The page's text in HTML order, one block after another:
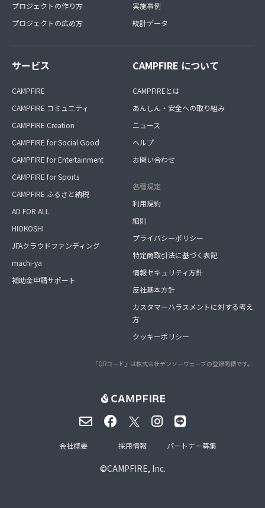
プロジェクトの作り方
プロジェクトの広め方
実施事例
統計データ
サービス
CAMPFIRE
CAMPFIRE コミュニティ
CAMPFIRE Creation
CAMPFIRE for Social Good
CAMPFIRE for Entertainment
CAMPFIRE for Sports
CAMPFIRE ふるさと納税
AD FOR ALL
HIOKOSHI
JFAクラウドファンディング
machi-ya
補助金申請サポート
CAMPFIRE について
CAMPFIREとは
あんしん・安全への取り組み
ニュース
ヘルプ
お問い合わせ
各種規定
利用規約
細則
プライバシーポリシー
特定商取引法に基づく表記
情報セキュリティ方針
反社基本方針
カスタマーハラスメントに対する考え
方
クッキーポリシー
「QRコード」は株式会社デンソーウェーブの登録商標です。
©CAMPFIRE, Inc.
会社概要 採用情報 パートナー募集